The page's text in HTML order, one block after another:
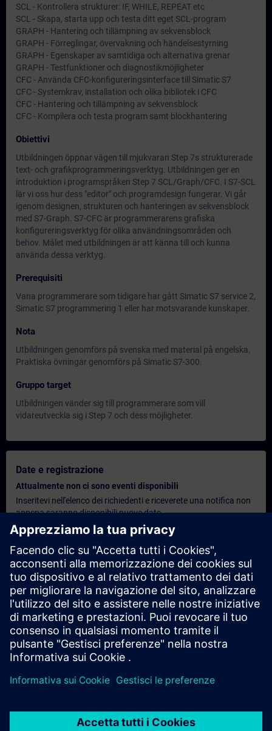
SCL - Kontrollera strukturer: IF, WHILE, REPEAT etc
SCL - Skapa, starta upp och testa ditt eget SCL-program
GRAPH - Hantering och tillämpning av sekvensblock
GRAPH - Förreglingar, övervakning och händelsestyrning
GRAPH - Egenskaper av samtidiga och alternativa grenar
GRAPH - Testfunktioner och diagnostikmöjligheter
CFC - Använda CFC-konfigureringsinterface till Simatic S7
CFC - Systemkrav, installation och olika bibliotek i CFC
CFC - Hantering och tillämpning av sekvensblock
CFC - Kompilera och testa program samt blockhantering
Obiettivi
Utbildningen öppnar vägen till mjukvaran Step 7s strukturerade
text- och grafikprogrammeringsverktyg. Utbildningen ger en
introduktion i programspråken Step 7 SCL/Graph/CFC. I S7-SCL
lär vi oss hur dess "editor" och programdesign fungerar. Vi går
igenom designen, strukturen och hanteringen av sekvensblock
med S7-Graph. S7-CFC är programmerarens grafiska
konfigureringsverktyg för olika användningsområden och
behov. Målet med utbildningen är att känna till och kunna
använda dessa verktyg.
Prerequisiti
Vana programmerare som tidigare har gått Simatic S7 service 2,
Simatic S7 programmering 1 eller har motsvarande kunskaper.
Nota
Utbildningen genomförs på svenska med material på engelska.
Praktiska övningar genomförs på Simatic S7-300.
Gruppo target
Utbildningen vänder sig till programmerare som vill
vidareutveckla sig i Step 7 och dess möjligheter.
Date e registrazione
Attualmente non ci sono eventi disponibili
Inseritevi nell'elenco dei richiedenti e riceverete una notifica non
appena saranno disponibili nuove date.
Attivare il servizio di notifica
Preventivo personalizzato
Se desideri un preventivo standard per questo corso di
formazione, ad esempio per il tuo ufficio acquisti, fai clic sul link
sottostante. Per prima cosa, dovrai fornire alcuni dati personali;
successivamente, ti verrà inviato un preventivo via e-mail.
Richiedi un preventivo